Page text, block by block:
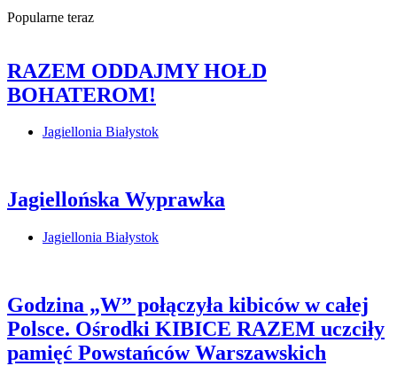
Popularne teraz
RAZEM ODDAJMY HOŁD
BOHATEROM!
Jagiellonia Białystok
Jagiellońska Wyprawka
Jagiellonia Białystok
Godzina „W” połączyła kibiców w całej
Polsce. Ośrodki KIBICE RAZEM uczciły
pamięć Powstańców Warszawskich